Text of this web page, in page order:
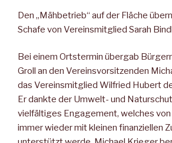
Den „Mähbetrieb“ auf der Fläche
Schafe von Vereinsmitglied Sarah
Bei einem Ortstermin übergab
Groll an den Vereinsvorsitzenden
das Vereinsmitglied Wilfried Hubert
Er dankte der Umwelt- und
vielfältiges Engagement, welches
immer wieder mit kleinen finanziellen